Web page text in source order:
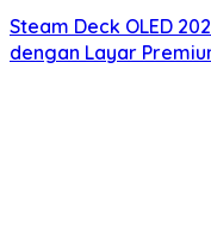
Steam Deck OLED
dengan Layar